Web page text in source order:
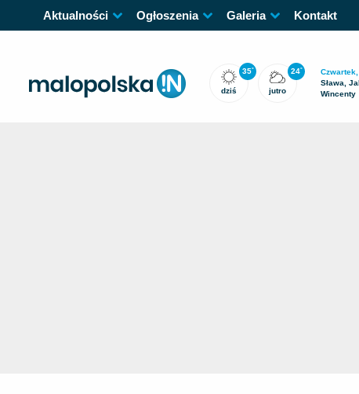
Aktualności Ogłoszenia Galeria Kontakt
35°
dziś
24°
jutro
Sława,
Wincenty